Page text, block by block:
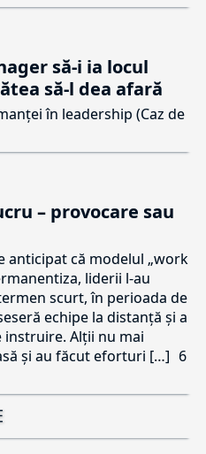
să-i ia locul
să-l dea afară
în leadership (Caz de
– provocare sau
anticipat că modelul „work
liderii l-au
scurt, în perioada de
echipe la distanță și a
instruire. Alții nu mai
și au făcut eforturi […] 6